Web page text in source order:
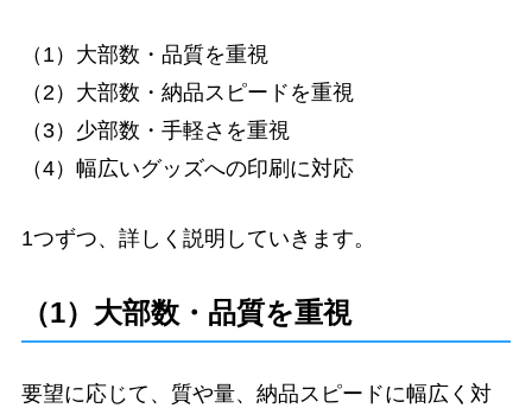
（1）大部数・品質を重視
（2）大部数・納品スピードを重視
（3）少部数・手軽さを重視
（4）幅広いグッズへの印刷に対応
1つずつ、詳しく説明していきます。
（1）大部数・品質を重視
要望に応じて、質や量、納品スピードに幅広く対